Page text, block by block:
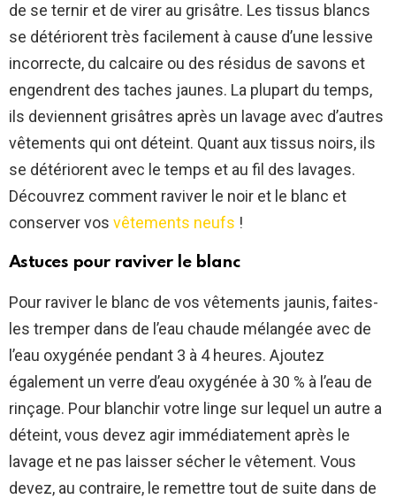
de se ternir et de virer au grisâtre. Les tissus blancs
se détériorent très facilement à cause d’une lessive
incorrecte, du calcaire ou des résidus de savons et
engendrent des taches jaunes. La plupart du temps,
ils deviennent grisâtres après un lavage avec d’autres
vêtements qui ont déteint. Quant aux tissus noirs, ils
se détériorent avec le temps et au fil des lavages.
Découvrez comment raviver le noir et le blanc et
conserver vos vêtements neufs !
Astuces pour raviver le blanc
Pour raviver le blanc de vos vêtements jaunis, faites-
les tremper dans de l’eau chaude mélangée avec de
l’eau oxygénée pendant 3 à 4 heures. Ajoutez
également un verre d’eau oxygénée à 30 % à l’eau de
rinçage. Pour blanchir votre linge sur lequel un autre a
déteint, vous devez agir immédiatement après le
lavage et ne pas laisser sécher le vêtement. Vous
devez, au contraire, le remettre tout de suite dans de